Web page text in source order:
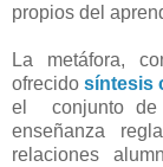
propios del
La metáfora,
ofrecidosíntesis
el conjunto de
enseñanza
relaciones